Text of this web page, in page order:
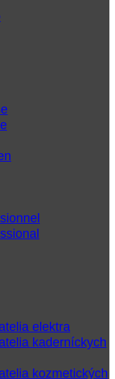
elektra
kaderníckych
kozmetických